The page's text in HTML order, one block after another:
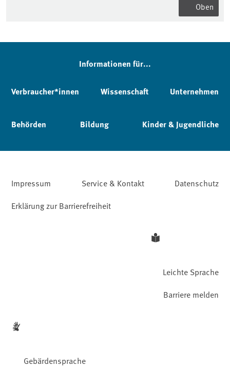
Oben
Informationen für...
Verbraucher*innen Wissenschaft Unternehmen
Behörden Bildung Kinder & Jugendliche
Impressum Service & Kontakt
Datenschutz
Erklärung zur Barrierefreiheit
Leichte Sprache
Gebärdensprache
Barriere melden